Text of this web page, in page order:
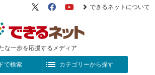
な一歩を応援するメディア
X（旧
FacebookYouTube
できるネットについて
で検索 カテゴリーから探す